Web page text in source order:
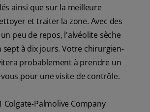
ainsi que sur la meilleure
et traiter la zone. Avec des
peu de repos, l'alvéolite sèche
sept à dix jours. Votre chirurgien-
probablement à prendre un
pour une visite de contrôle.
Colgate-Palmolive Company